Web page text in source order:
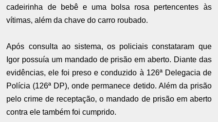
cadeirinha de bebê e uma bolsa rosa pertencentes às
vítimas, além da chave do carro roubado.
Após consulta ao sistema, os policiais constataram que
Igor possuía um mandado de prisão em aberto. Diante das
evidências, ele foi preso e conduzido à 126ª Delegacia de
Polícia (126ª DP), onde permanece detido. Além da prisão
pelo crime de receptação, o mandado de prisão em aberto
contra ele também foi cumprido.